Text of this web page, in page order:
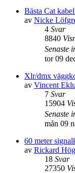
Bästa Cat
av Nicke
4 Svar
8840
Senaste
tor 09
Xlr/dmx
av Vincent
7 Svar
15904
Senaste
mån 09
60 meter
av Rickard
18 Svar
27350